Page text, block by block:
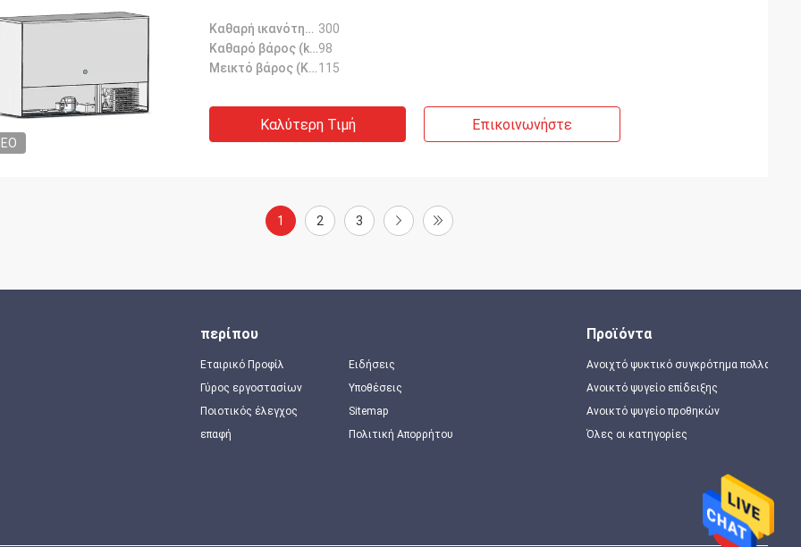
Καθαρή ικανότητα (λ): 300
Καθαρό βάρος (kg):98
Μεικτό βάρος (KG):115
Καλύτερη Τιμή Επικοινωνήστε
1 2 3
περίπου
Εταιρικό Προφίλ
Γύρος εργοστασίων
Ποιοτικός έλεγχος
επαφή
Ειδήσεις
Υποθέσεις
Sitemap
Πολιτική Απορρήτου
Προϊόντα
Ανοιχτό ψυκτικό συγκρότημα
Ανοικτό ψυγείο επίδειξης
Ανοικτό ψυγείο προθηκών
Όλες οι κατηγορίες